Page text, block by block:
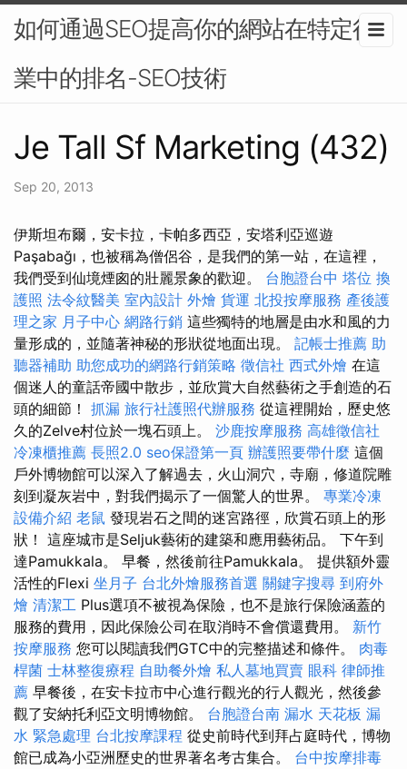
如何通過SEO提高你的網站在特定行
業中的排名-SEO技術
Je Tall Sf Marketing (432)
Sep 20, 2013
伊斯坦布爾，安卡拉，卡帕多西亞，安塔利亞巡遊
Paşabağı，也被稱為僧侶谷，是我們的第一站，在這裡，
我們受到仙境煙囪的壯麗景象的歡迎。 台胞證台中 塔位 換
護照 法令紋醫美 室內設計 外燴 貨運 北投按摩服務 產後護
理之家 月子中心 網路行銷 這些獨特的地層是由水和風的力
量形成的，並隨著神秘的形狀從地面出現。 記帳士推薦 助
聽器補助 助您成功的網路行銷策略 徵信社 西式外燴 在這
個迷人的童話帝國中散步，並欣賞大自然藝術之手創造的石
頭的細節！ 抓漏 旅行社護照代辦服務 從這裡開始，歷史悠
久的Zelve村位於一塊石頭上。 沙鹿按摩服務 高雄徵信社
冷凍櫃推薦 長照2.0 seo保證第一頁 辦護照要帶什麼 這個
戶外博物館可以深入了解過去，火山洞穴，寺廟，修道院雕
刻到凝灰岩中，對我們揭示了一個驚人的世界。 專業冷凍
設備介紹 老鼠 發現岩石之間的迷宮路徑，欣賞石頭上的形
狀！ 這座城市是Seljuk藝術的建築和應用藝術品。 下午到
達Pamukkala。 早餐，然後前往Pamukkala。 提供額外靈
活性的Flexi 坐月子 台北外燴服務首選 關鍵字搜尋 到府外
燴 清潔工 Plus選項不被視為保險，也不是旅行保險涵蓋的
服務的費用，因此保險公司在取消時不會償還費用。 新竹
按摩服務 您可以閱讀我們GTC中的完整描述和條件。 肉毒
桿菌 士林整復療程 自助餐外燴 私人墓地買賣 眼科 律師推
薦 早餐後，在安卡拉市中心進行觀光的行人觀光，然後參
觀了安納托利亞文明博物館。 台胞證台南 漏水 天花板 漏
水 緊急處理 台北按摩課程 從史前時代到拜占庭時代，博物
館已成為小亞洲歷史的世界著名考古集合。 台中按摩排毒